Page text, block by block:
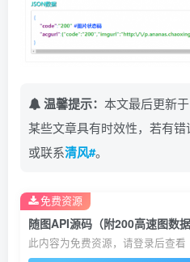
温馨提示： 本文最后更新于
某些文章具有时效性，若有
或联系清风#。
随图API源码（附200高速图数据
此内容为免费资源，请登录后查看
免费资源